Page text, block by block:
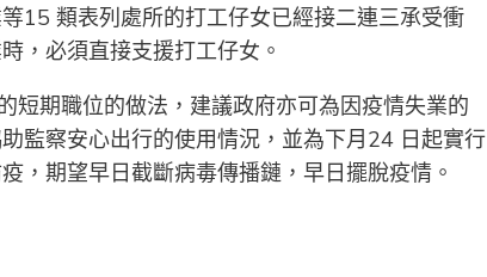
15 類表列處所的打工仔女已經接二連三承受衝
，必須直接支援打工仔女。
期職位的做法，建議政府亦可為因疫情失業的
監察安心出行的使用情況，並為下月24 日起實行
，期望早日截斷病毒傳播鏈，早日擺脫疫情。